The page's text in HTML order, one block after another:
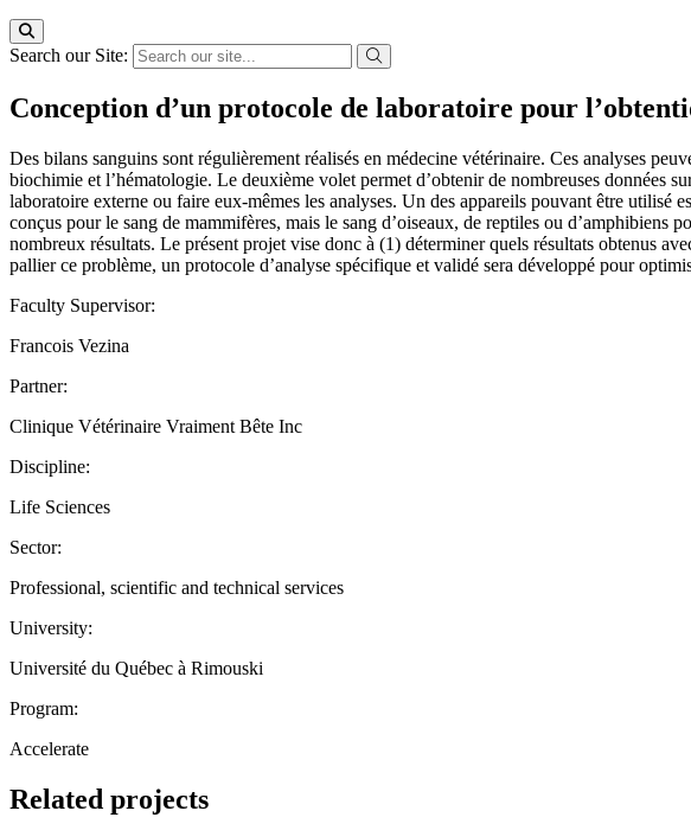
Search our Site:
Conception d’un protocole de laboratoire pour
Des bilans sanguins sont régulièrement réalisés en médecine vétérinaire. Ces analyses
biochimie et l’hématologie. Le deuxième volet permet d’obtenir de nombreuses données
laboratoire externe ou faire eux-mêmes les analyses. Un des appareils pouvant être
conçus pour le sang de mammifères, mais le sang d’oiseaux, de reptiles ou d’amphibiens
nombreux résultats. Le présent projet vise donc à (1) déterminer quels résultats obtenus
pallier ce problème, un protocole d’analyse spécifique et validé sera développé pour
Faculty Supervisor:
Francois Vezina
Partner:
Clinique Vétérinaire Vraiment Bête Inc
Discipline:
Life Sciences
Sector:
Professional, scientific and technical services
University:
Université du Québec à Rimouski
Program:
Accelerate
Related projects